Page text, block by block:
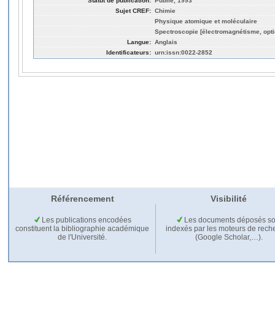
Sujet CREF: Chimie
Physique atomique et moléculaire
Spectroscopie [électromagnétisme,
Langue: Anglais
Identificateurs: urn:issn:0022-2852
Référencement Visibilité
Les publications encodées
constituent la bibliographie académique
de l'Université.
Les documents déposés
indexés par les moteurs de
(Google Scholar,…).